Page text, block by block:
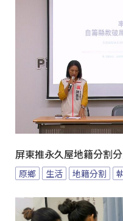
屏東推永久屋地籍分割
原鄉 生活 地籍分割